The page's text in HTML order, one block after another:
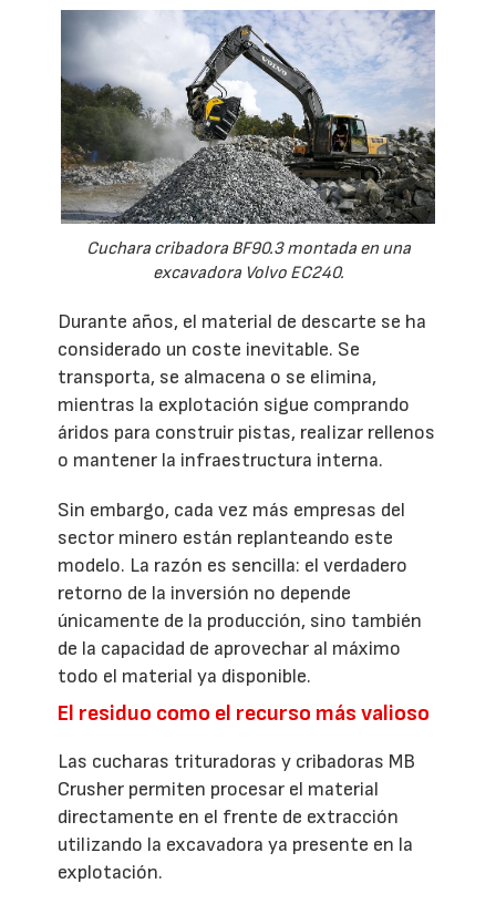
Cuchara cribadora BF90.3 montada en una
excavadora Volvo EC240.
Durante años, el material de descarte se ha
considerado un coste inevitable. Se
transporta, se almacena o se elimina,
mientras la explotación sigue comprando
áridos para construir pistas, realizar rellenos
o mantener la infraestructura interna.
Sin embargo, cada vez más empresas del
sector minero están replanteando este
modelo. La razón es sencilla: el verdadero
retorno de la inversión no depende
únicamente de la producción, sino también
de la capacidad de aprovechar al máximo
todo el material ya disponible.
El residuo como el recurso más valioso
Las cucharas trituradoras y cribadoras MB
Crusher permiten procesar el material
directamente en el frente de extracción
utilizando la excavadora ya presente en la
explotación.